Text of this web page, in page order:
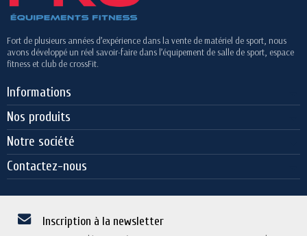
Fort de plusieurs années d’expérience dans la vente de matériel de sport, nous
avons développé un réel savoir-faire dans l’équipement de salle de sport, espace
fitness et club de crossFit.
Informations
Nos produits
Notre société
Contactez-nous
Inscription à la newsletter